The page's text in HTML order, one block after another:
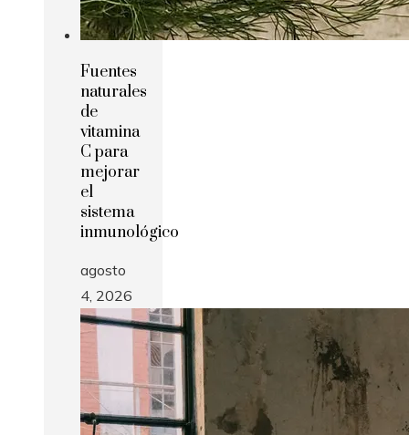
Fuentes
naturales
de
vitamina
C para
mejorar
el
sistema
inmunológico
agosto
4, 2026